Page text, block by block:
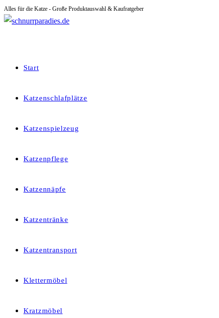
Zum
Inhalt
Alles für die Katze - Große Produktauswahl & Kaufratgeber
Start
Katzenschlafplätze
Katzenspielzeug
Katzenpflege
Katzennäpfe
Katzentränke
Katzentransport
Klettermöbel
Kratzmöbel